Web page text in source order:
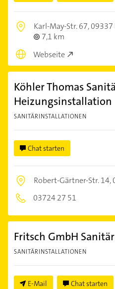
Karl-May-Str. 67,09337
7,1 km
Webseite
Köhler Thomas
Heizungsinstallation
SANITÄRINSTALLATIONEN
Chat starten
Robert-Gärtner-Str. 14,
03724 27 51
Fritsch GmbH
SANITÄRINSTALLATIONEN
E-Mail Chat starten